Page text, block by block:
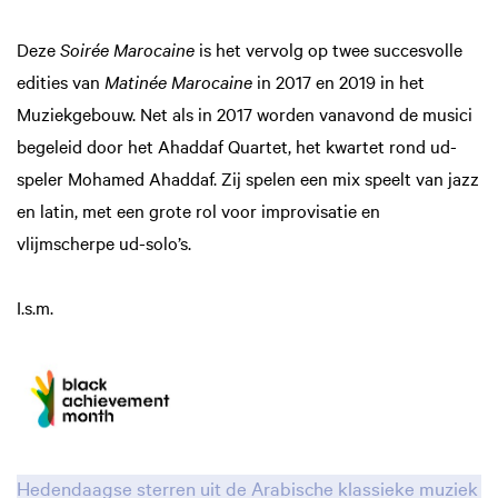
DezeSoirée Marocaine is het vervolg op twee succesvolle
edities van Matinée Marocaine in 2017 en 2019 in het
Muziekgebouw. Net als in 2017 worden vanavond de musici
begeleid door het Ahaddaf Quartet, het kwartet rond ud-
speler Mohamed Ahaddaf. Zij spelen een mix speelt van jazz
en latin, met een grote rol voor improvisatie en
vlijmscherpe ud-solo’s.
I.s.m.
Hedendaagse sterren uit de Arabische klassieke muziek